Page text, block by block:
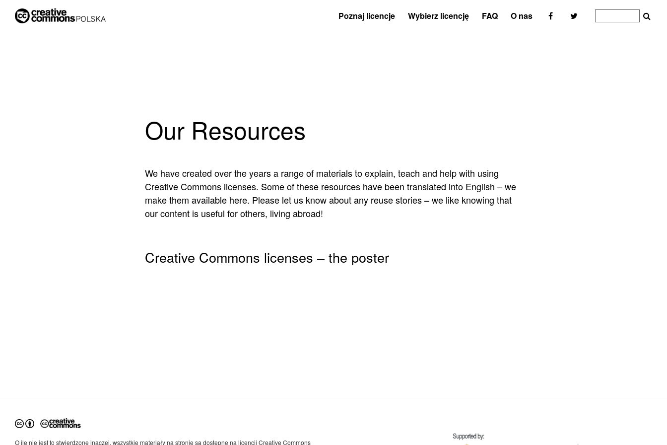
Poznaj licencje Wybierz licencję FAQ O nas
Our Resources
We have created over the years a range of materials to explain, teach and help with using
Creative Commons licenses. Some of these resources have been translated into English – we
make them available here. Please let us know about any reuse stories – we like knowing that
our content is useful for others, living abroad!
Creative Commons licenses – the poster
O ile nie jest to stwierdzone inaczej, wszystkie materiały na stronie są dostępne na licencji Creative Commons